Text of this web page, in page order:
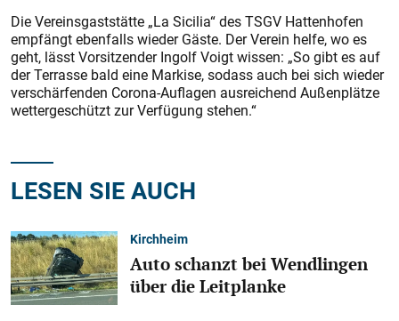
Die Vereinsgaststätte „La Sicilia“ des TSGV Hattenhofen
empfängt ebenfalls wieder Gäste. Der Verein helfe, wo es
geht, lässt Vorsitzender Ingolf Voigt wissen: „So gibt es auf
der Terrasse bald eine Markise, sodass auch bei sich wieder
verschärfenden Corona-Auflagen ausreichend Außenplätze
wettergeschützt zur Verfügung stehen.“
LESEN SIE AUCH
Kirchheim
Auto schanzt bei Wendlingen
über die Leitplanke